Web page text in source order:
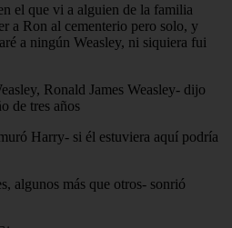
el que vi a alguien de la familia
a Ron al cementerio pero solo, y
a ningún Weasley, ni siquiera fui
Ronald James Weasley- dijo
de tres años
Harry- si él estuviera aquí podría
algunos más que otros- sonrió